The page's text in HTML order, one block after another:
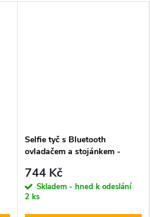
Selfie tyč s Bluetooth
ovladačem a stojánkem -
Selfie Stick Tripod Pink
744 Kč
Skladem - hned k odeslání
2 ks